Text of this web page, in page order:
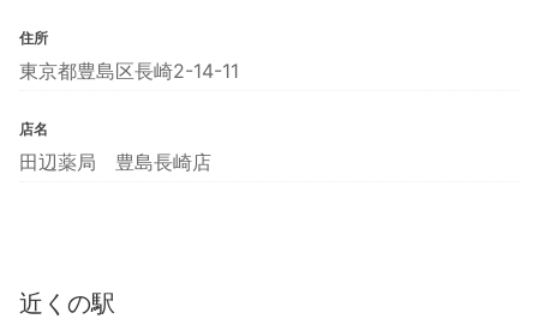
住所
東京都豊島区長崎2-14-11
店名
田辺薬局 豊島長崎店
近くの駅